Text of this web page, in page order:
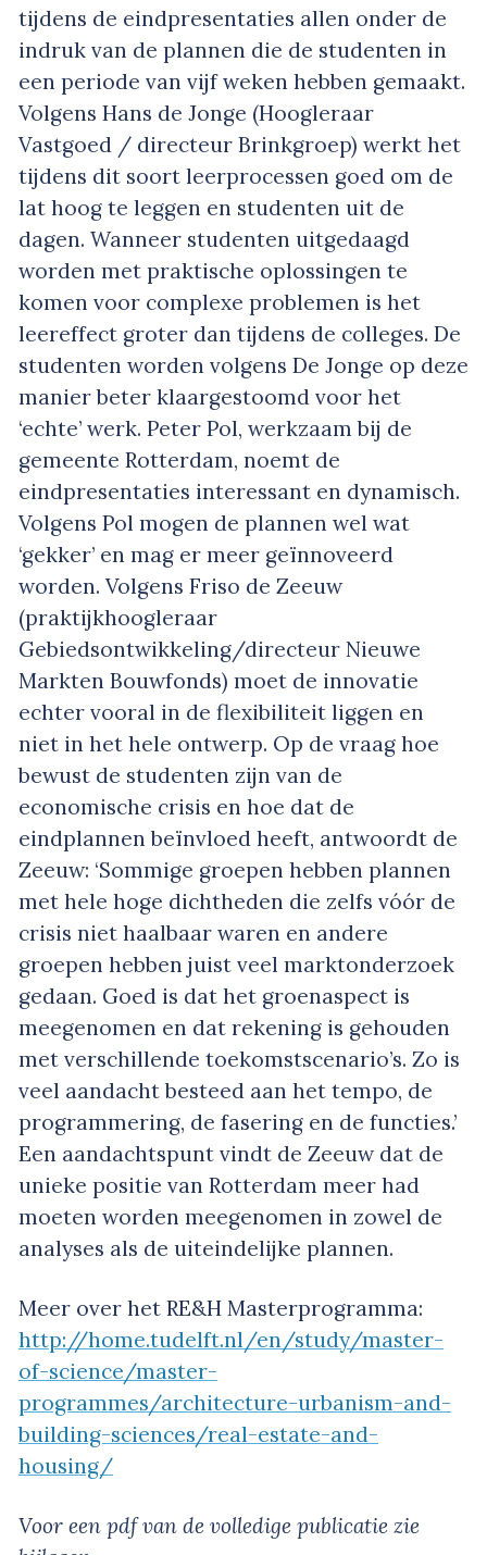
tijdens de eindpresentaties allen onder de
indruk van de plannen die de studenten in
een periode van vijf weken hebben gemaakt.
Volgens Hans de Jonge (Hoogleraar
Vastgoed / directeur Brinkgroep) werkt het
tijdens dit soort leerprocessen goed om de
lat hoog te leggen en studenten uit de
dagen. Wanneer studenten uitgedaagd
worden met praktische oplossingen te
komen voor complexe problemen is het
leereffect groter dan tijdens de colleges. De
studenten worden volgens De Jonge op deze
manier beter klaargestoomd voor het
‘echte’ werk. Peter Pol, werkzaam bij de
gemeente Rotterdam, noemt de
eindpresentaties interessant en dynamisch.
Volgens Pol mogen de plannen wel wat
‘gekker’ en mag er meer geïnnoveerd
worden. Volgens Friso de Zeeuw
(praktijkhoogleraar
Gebiedsontwikkeling/directeur Nieuwe
Markten Bouwfonds) moet de innovatie
echter vooral in de flexibiliteit liggen en
niet in het hele ontwerp. Op de vraag hoe
bewust de studenten zijn van de
economische crisis en hoe dat de
eindplannen beïnvloed heeft, antwoordt de
Zeeuw: ‘Sommige groepen hebben plannen
met hele hoge dichtheden die zelfs vóór de
crisis niet haalbaar waren en andere
groepen hebben juist veel marktonderzoek
gedaan. Goed is dat het groenaspect is
meegenomen en dat rekening is gehouden
met verschillende toekomstscenario’s. Zo is
veel aandacht besteed aan het tempo, de
programmering, de fasering en de functies.’
Een aandachtspunt vindt de Zeeuw dat de
unieke positie van Rotterdam meer had
moeten worden meegenomen in zowel de
analyses als de uiteindelijke plannen.
Meer over het RE&H Masterprogramma:
http://home.tudelft.nl/en/study/master-
of-science/master-
programmes/architecture-urbanism-and-
building-sciences/real-estate-and-
housing/
Voor een pdf van de volledige publicatie zie